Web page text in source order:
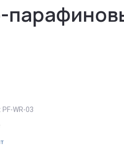
PF-WR-03